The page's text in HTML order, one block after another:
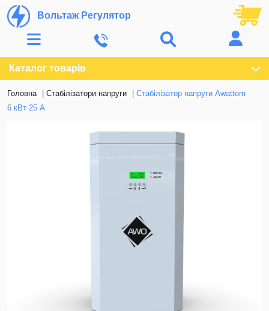
Вольтаж Регулятор
Каталог товарів
Головна Стабілізатори напруги
Стабілізатор напруги Awattom
6 кВт 25 А